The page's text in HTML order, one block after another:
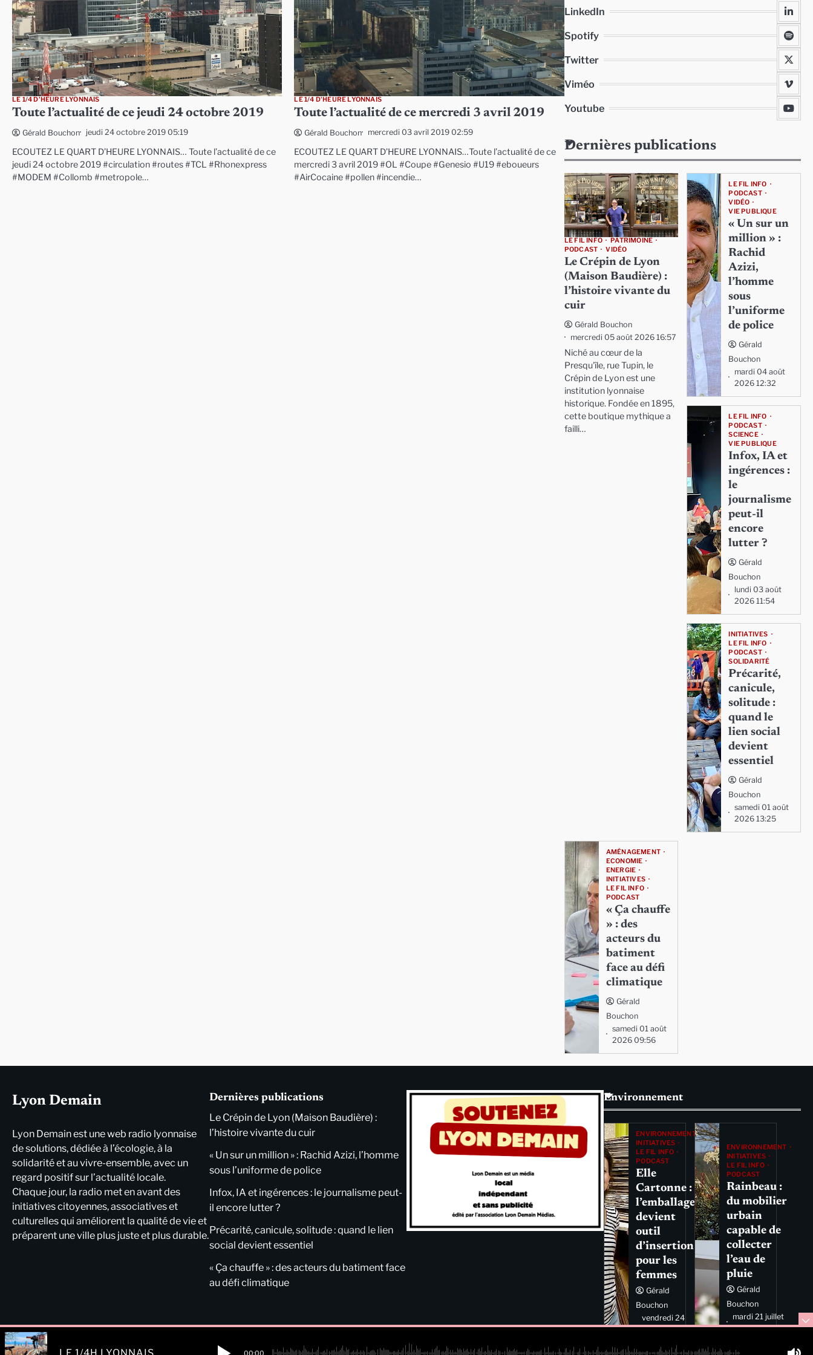
LE 1/4 D'HEURE LYONNAIS
Toute l’actualité de ce jeudi 24 octobre 2019
Gérald Bouchon jeudi 24 octobre 2019 05:19
ECOUTEZ LE QUART D’HEURE LYONNAIS… Toute l’actualité de ce
jeudi 24 octobre 2019 #circulation #routes #TCL #Rhonexpress
#MODEM #Collomb #metropole…
LE 1/4 D'HEURE LYONNAIS
Toute l’actualité de ce mercredi 3 avril 2019
Gérald Bouchon mercredi 03 avril 2019 02:59
ECOUTEZ LE QUART D’HEURE LYONNAIS…Toute l’actualité de ce
mercredi 3 avril 2019 #OL #Coupe #Genesio #U19 #eboueurs
#AirCocaine #pollen #incendie…
LinkedIn
Spotify
Twitter
Viméo
Youtube
Dernières publications
LE FIL INFO
PATRIMOINE
PODCAST
VIDÉO
Le Crépin de Lyon
(Maison Baudière) :
l’histoire vivante du
cuir
Gérald Bouchon
mercredi 05 août 2026 16:57
Niché au cœur de la
Presqu'île, rue Tupin, le
Crépin de Lyon est une
institution lyonnaise
historique. Fondée en 1895,
cette boutique mythique a
failli…
LE FIL INFO
PODCAST
VIDÉO
VIE PUBLIQUE
« Un sur un
million » :
Rachid
Azizi,
l’homme
sous
l’uniforme
de police
Gérald
Bouchon
mardi 04 août
2026 12:32
LE FIL INFO
PODCAST
SCIENCE
VIE PUBLIQUE
Infox, IA et
ingérences :
le
journalisme
peut-il
encore
lutter ?
Gérald
Bouchon
lundi 03 août
2026 11:54
INITIATIVES
LE FIL INFO
PODCAST
SOLIDARITÉ
Précarité,
canicule,
solitude :
quand le
lien social
devient
essentiel
Gérald
Bouchon
samedi 01 août
2026 13:25
AMÉNAGEMENT
ECONOMIE
ENERGIE
INITIATIVES
LE FIL INFO
PODCAST
« Ça chauffe
» : des
acteurs du
batiment
face au défi
climatique
Gérald
Bouchon
samedi 01 août
2026 09:56
Lyon Demain
Lyon Demain est une web radio lyonnaise
de solutions, dédiée à l’écologie, à la
solidarité et au vivre-ensemble, avec un
regard positif sur l’actualité locale.
Chaque jour, la radio met en avant des
initiatives citoyennes, associatives et
culturelles qui améliorent la qualité de vie et
préparent une ville plus juste et plus durable.
Dernières publications
Le Crépin de Lyon (Maison Baudière) :
l’histoire vivante du cuir
« Un sur un million » : Rachid Azizi, l’homme
sous l’uniforme de police
Infox, IA et ingérences : le journalisme peut-
il encore lutter ?
Précarité, canicule, solitude : quand le lien
social devient essentiel
« Ça chauffe » : des acteurs du batiment face
au défi climatique
Environnement
ENVIRONNEMENT
INITIATIVES
LE FIL INFO
PODCAST
Elle
Cartonne :
l’emballage
devient
outil
d’insertion
pour les
femmes
Gérald
Bouchon
vendredi 24
juillet 2026
ENVIRONNEMENT
INITIATIVES
LE FIL INFO
PODCAST
Rainbeau :
du mobilier
urbain
capable de
collecter
l’eau de
pluie
Gérald
Bouchon
mardi 21 juillet
2026 11:44
00:00